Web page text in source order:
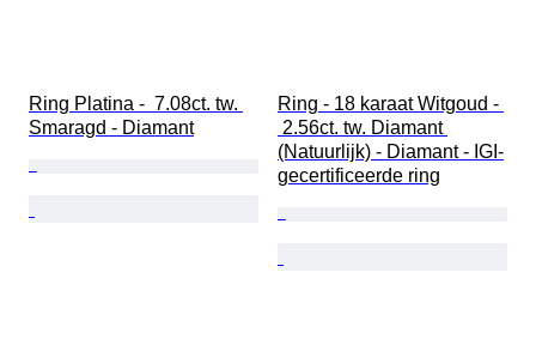
Ring Platina -  7.08ct. tw.
Smaragd - Diamant
Ring - 18 karaat Witgoud -
2.56ct. tw. Diamant
(Natuurlijk) - Diamant - IGI-
gecertificeerde ring